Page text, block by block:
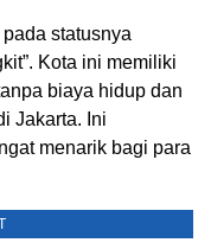
statusnya
Kota ini memiliki
biaya hidup dan
Jakarta. Ini
menarik bagi para